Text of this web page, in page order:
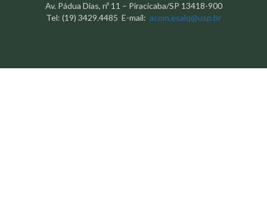
Av. Pádua Dias, nº 11 – Piracicaba/SP 13418-900
Tel: (19) 3429.4485 E-mail: acom.esalq@usp.br